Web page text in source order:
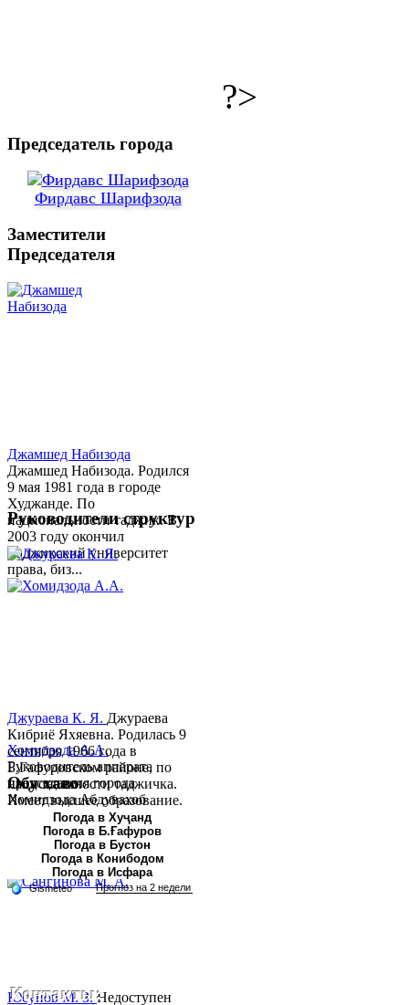
?>
Председатель города
Фирдавс Шарифзода
Заместители
Председателя
Джамшед Набизода
Джамшед Набизода. Родился
9 мая 1981 года в городе
Худжанде. По
национальности таджик. В
2003 году окончил
Таджикский университет
права, биз...
Хомидзода А.А.
Руководитель аппарата
председателя города
Хомидзода Абдувахоб
Абдумаджид родился 8
июня 1978 года в городе
Худжанде. По
национальности...
Руководители структур
Джураева К. Я. Джураева
Кибриё Яхяевна. Родилась 9
сентября 1966 года в
Б.Гафуровском районе, по
национальности таджичка.
Имеет высшее образование.
В 1997 ...
Юсупов М. З.Недоступен
Обу хаво
Погода в Хуҷанд
Погода в Б.Ғафуров
Погода в Бустон
Погода в Конибодом
Погода в Исфара
Контакты: